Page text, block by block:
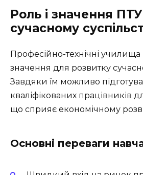
Роль і значення
сучасному
Професійно-технічні
значення для розвитку
Завдяки їм можливо
кваліфікованих працівників
що сприяє економічному
Основні переваги